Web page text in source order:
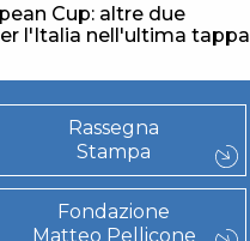
Cup: altre due
l'Italia nell'ultima tappa
Rassegna
Stampa
Fondazione
Matteo Pellicone